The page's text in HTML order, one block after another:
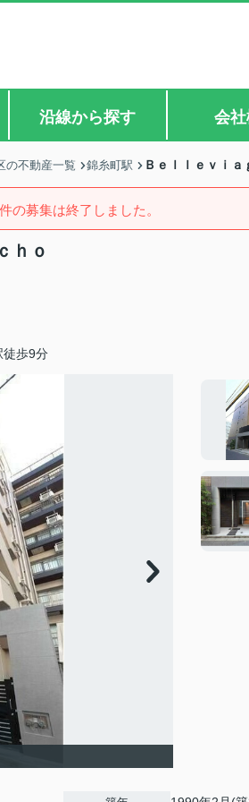
沿線から探す 会
の不動産一覧 錦糸町駅 Ｂｅｌｌｅｖｉ
の募集は終了しました。
ｈｏ
徒歩9分